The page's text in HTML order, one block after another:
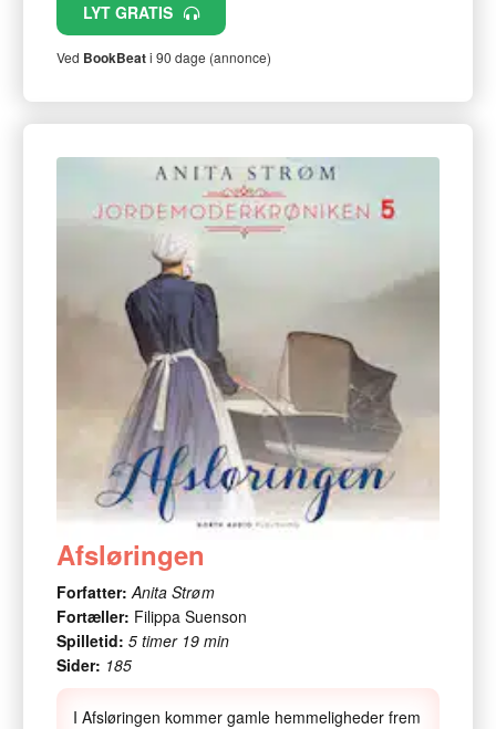
LYT GRATIS
Ved BookBeati 90 dage (annonce)
Afsløringen
Forfatter: Anita Strøm
Fortæller: Filippa Suenson
Spilletid: 5 timer 19 min
Sider: 185
I Afsløringen kommer gamle hemmeligheder frem